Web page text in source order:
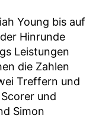
Young bis auf
Hinrunde
Leistungen
die Zahlen
Treffern und
und
Simon